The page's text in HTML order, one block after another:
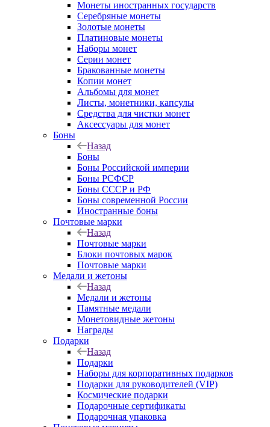
Монеты иностранных государств
Серебряные монеты
Золотые монеты
Платиновые монеты
Наборы монет
Серии монет
Бракованные монеты
Копии монет
Альбомы для монет
Листы, монетники, капсулы
Средства для чистки монет
Аксессуары для монет
Боны
Назад
Боны
Боны Российской империи
Боны РСФСР
Боны СССР и РФ
Боны современной России
Иностранные боны
Почтовые марки
Назад
Почтовые марки
Блоки почтовых марок
Почтовые марки
Медали и жетоны
Назад
Медали и жетоны
Памятные медали
Монетовидные жетоны
Награды
Подарки
Назад
Подарки
Наборы для корпоративных подарков
Подарки для руководителей (VIP)
Космические подарки
Подарочные сертификаты
Подарочная упаковка